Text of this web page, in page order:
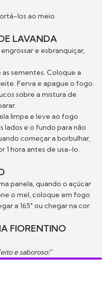
los ao meio
LAVANDA
e esbranquiçar,
sementes. Coloque a
Ferva e apague o fogo.
sobre a mistura de
limpa e leve ao fogo
lados e o fundo para não
começar a borbulhar,
1 hora antes de usa-lo.
panela, quando o açúcar
o mel, coloque em fogo
a 165˚ ou chegar na cor.
FIORENTINO
e saboroso!"